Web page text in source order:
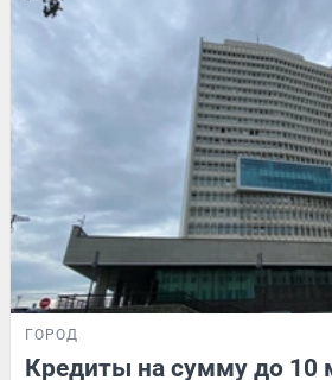
ГОРОД
Кредиты на сумму до 10